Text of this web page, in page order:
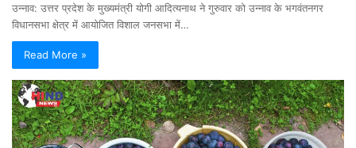
उन्नाव: उत्तर प्रदेश के मुख्यमंत्री योगी आदित्यनाथ ने गुरुवार को उन्नाव के भगवंतनगर
विधानसभा क्षेत्र में आयोजित विशाल जनसभा में…
Read More »